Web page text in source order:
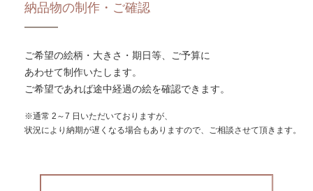
納品物の制作・ご確認
ご希望の絵柄・大きさ・期日等、ご予算に
あわせて制作いたします。
ご希望であれば途中経過の絵を確認できます。
※通常 2～7 日いただいておりますが、
状況により納期が遅くなる場合もありますので、ご相談させて頂きます。